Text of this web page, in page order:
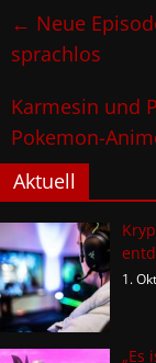
← Neue
sprachlos
Karmesin und
Pokemon-
Aktuell
1.
„Es